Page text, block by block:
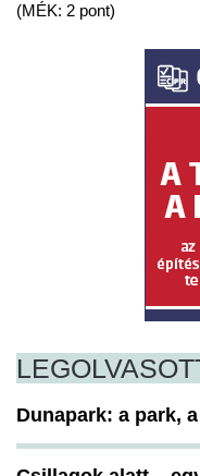
(MÉK: 2 pont)
Dunapark: a park,